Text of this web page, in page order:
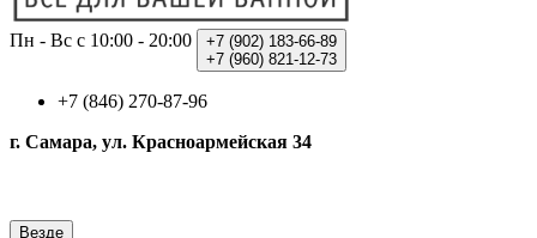
Пн - Вс с 10:00 - 20:00 +7 (902) 183-66-89
+7 (960) 821-12-73
+7 (846) 270-87-96
г. Самара, ул. Красноармейская 34
Везде